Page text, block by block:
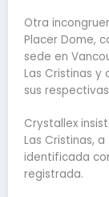
Otra
Placer Dome,
sede en
Las Cristinas
sus
Crystallex
Las Cristinas,
identificada
registrada.